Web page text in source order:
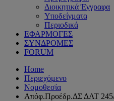
Διοικητικά Έγγραφα
Υποδείγματα
Περιοδικά
ΕΦΑΡΜΟΓΕΣ
ΣΥΝΔΡΟΜΕΣ
FORUM
Home
Περιεχόμενο
Νομοθεσία
Απόφ.Προέδρ.ΔΣ ΔΛΤ 245/